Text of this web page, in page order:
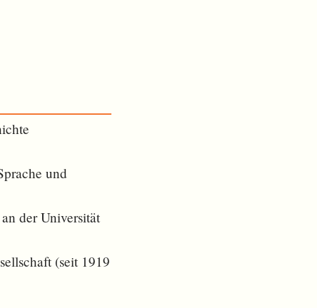
und
der Universität
(seit 1919